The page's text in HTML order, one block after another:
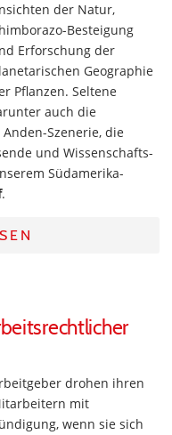
der Natur,
Besteigung
Erforschung der
Geographie
Pflanzen. Seltene
auch die
Szenerie, die
und Wissenschafts-
Südamerika-
.
drohen ihren
mit
wenn sie sich